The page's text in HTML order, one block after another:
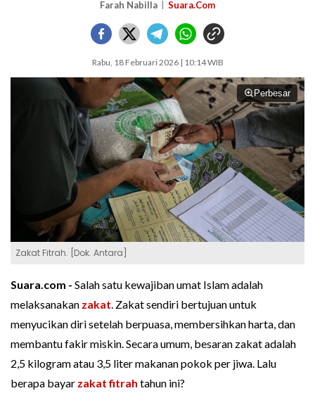
Farah Nabilla Suara.Com
Rabu, 18 Februari 2026 | 10:14 WIB
Perbesar
Zakat Fitrah. [Dok. Antara]
Suara.com - Salah satu kewajiban umat Islam adalah
melaksanakan zakat. Zakat sendiri bertujuan untuk
menyucikan diri setelah berpuasa, membersihkan harta, dan
membantu fakir miskin. Secara umum, besaran zakat adalah
2,5 kilogram atau 3,5 liter makanan pokok per jiwa. Lalu
berapa bayar zakat fitrah tahun ini?